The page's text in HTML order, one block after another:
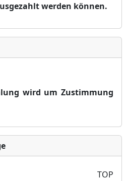
werden können.
wird um Zustimmung
TOP